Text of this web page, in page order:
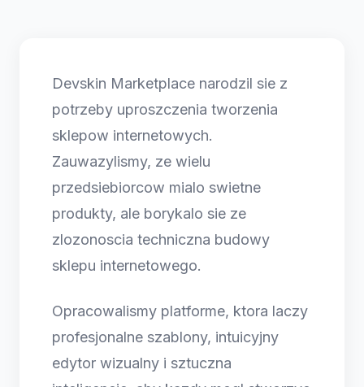
Devskin Marketplace narodzil sie z
potrzeby uproszczenia tworzenia
sklepow internetowych.
Zauwazylismy, ze wielu
przedsiebiorcow mialo swietne
produkty, ale borykalo sie ze
zlozonoscia techniczna budowy
sklepu internetowego.
Opracowalismy platforme, ktora laczy
profesjonalne szablony, intuicyjny
edytor wizualny i sztuczna